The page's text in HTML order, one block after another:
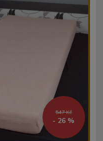
547 Kč
- 26 %